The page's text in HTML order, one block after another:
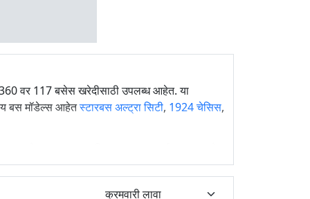
वर 117 बसेस खरेदीसाठी उपलब्ध आहेत. या
बस मॉडेल्स आहेतस्टारबस अल्ट्रा सिटी, 1924 चेसिस,